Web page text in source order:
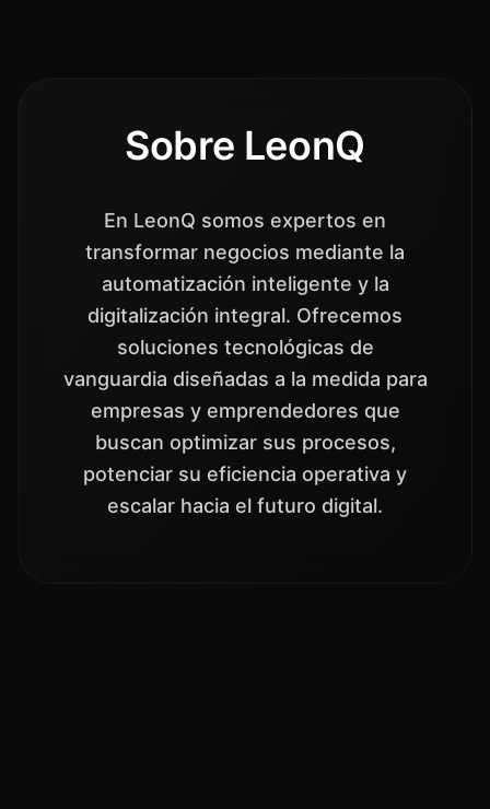
Sobre LeonQ
En LeonQ somos expertos en
transformar negocios mediante la
automatización inteligente y la
digitalización integral. Ofrecemos
soluciones tecnológicas de
vanguardia diseñadas a la medida para
empresas y emprendedores que
buscan optimizar sus procesos,
potenciar su eficiencia operativa y
escalar hacia el futuro digital.